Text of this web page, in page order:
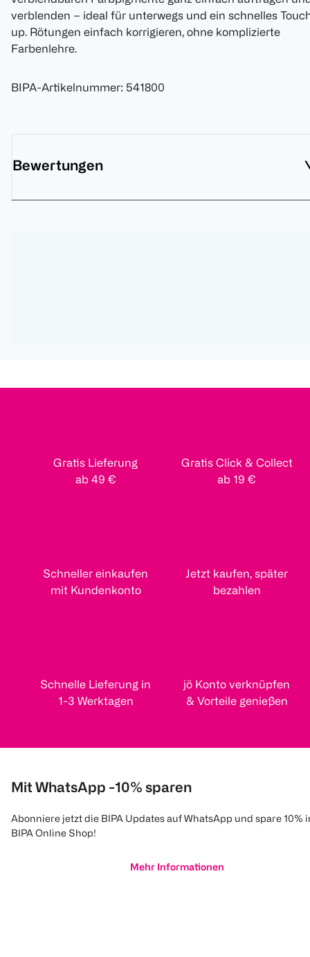
verblenden – ideal für unterwegs und ein schnelles
up. Rötungen einfach korrigieren, ohne komplizierte
Farbenlehre.
BIPA-Artikelnummer: 541800
Bewertungen
Gratis Lieferung
ab 49 €
Gratis Click & Collect
ab 19 €
Schneller einkaufen
mit Kundenkonto
Jetzt kaufen, später
bezahlen
Schnelle Lieferung in
1-3 Werktagen
jö Konto verknüpfen
& Vorteile genießen
Mit WhatsApp -10% sparen
Abonniere jetzt die BIPA Updates auf WhatsApp und spare 10%
BIPA Online Shop!
Mehr Informationen